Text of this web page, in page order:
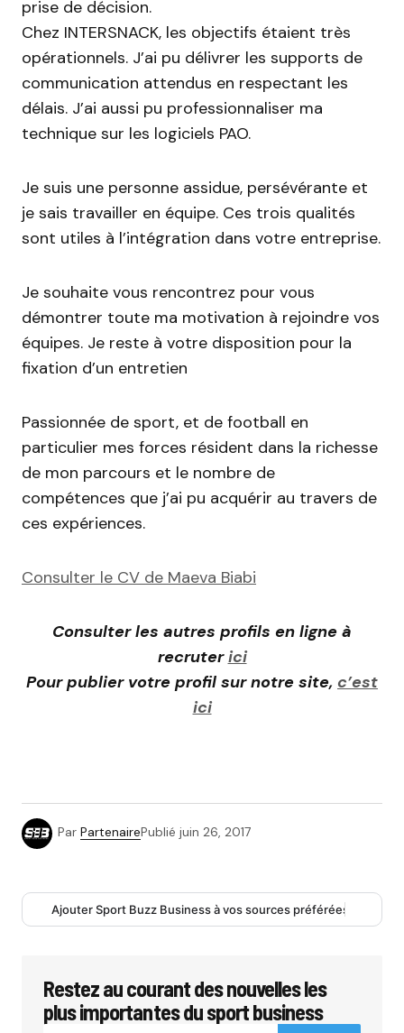
prise de décision.
Chez INTERSNACK, les objectifs étaient très
opérationnels. J’ai pu délivrer les supports de
communication attendus en respectant les
délais. J’ai aussi pu professionnaliser ma
technique sur les logiciels PAO.
Je suis une personne assidue, persévérante et
je sais travailler en équipe. Ces trois qualités
sont utiles à l’intégration dans votre entreprise.
Je souhaite vous rencontrez pour vous
démontrer toute ma motivation à rejoindre vos
équipes. Je reste à votre disposition pour la
fixation d’un entretien
Passionnée de sport, et de football en
particulier mes forces résident dans la richesse
de mon parcours et le nombre de
compétences que j’ai pu acquérir au travers de
ces expériences.
Consulter le CV de Maeva Biabi
Consulter les autres profils en ligne à
recruterici
Pour publier votre profil sur notre site, c’est
ici
Par PartenairePublié juin 26, 2017
Ajouter Sport Buzz Business à vos sources préférées
Restez au courant des nouvelles les
plus importantes du sport business